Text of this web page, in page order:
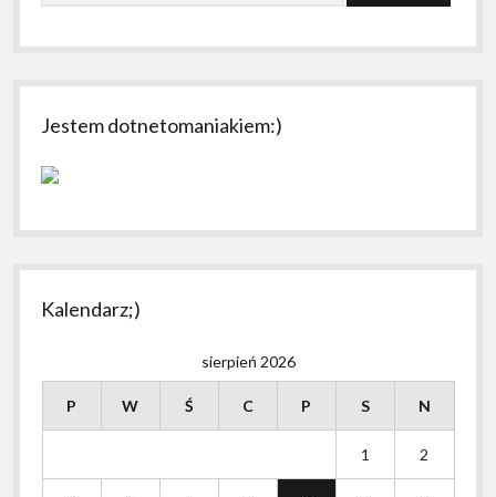
Jestem dotnetomaniakiem:)
Kalendarz;)
sierpień 2026
P W Ś C P S N
1 2